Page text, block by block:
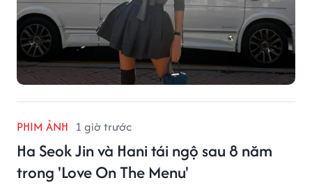
PHIM ẢNH 1 giờ trước
Ha Seok Jin và Hani tái ngộ sau 8 năm
trong 'Love On The Menu'